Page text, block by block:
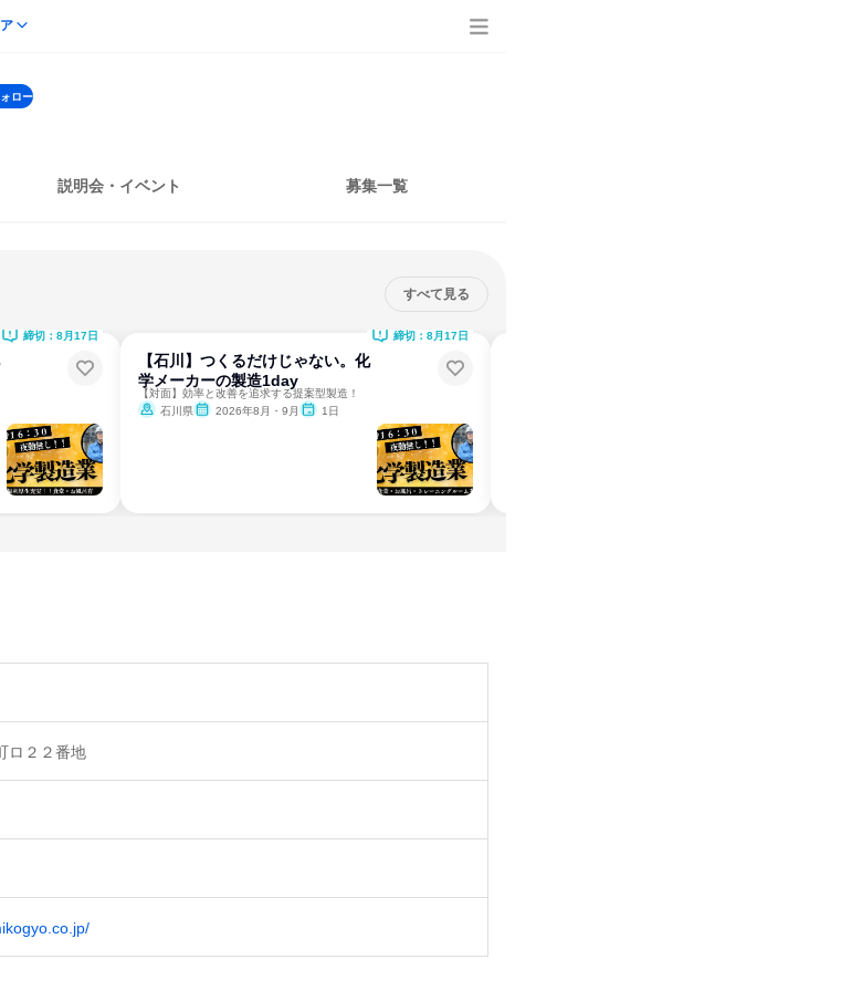
ロー
説明会・イベント 募集一覧
すべて見る
締切：8月17日
【石川】つくるだけじゃない。化
学メーカーの製造1day
【対面】効率と改善を追求する提案型製造！
石川県
2026年8月・9月 1日
締切：8月17日
ロ２２番地